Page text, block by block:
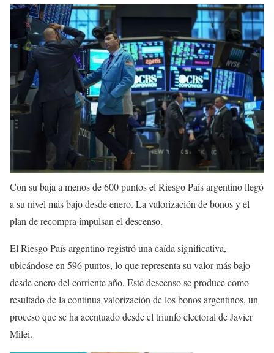
Con su baja a menos de 600 puntos el Riesgo País argentino llegó
a su nivel más bajo desde enero. La valorización de bonos y el
plan de recompra impulsan el descenso.
El Riesgo País argentino registró una caída significativa,
ubicándose en 596 puntos, lo que representa su valor más bajo
desde enero del corriente año. Este descenso se produce como
resultado de la continua valorización de los bonos argentinos, un
proceso que se ha acentuado desde el triunfo electoral de Javier
Milei.